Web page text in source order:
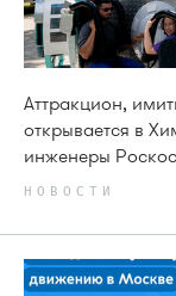
Аттракцион,
открывается в
инженеры
НОВОСТИ